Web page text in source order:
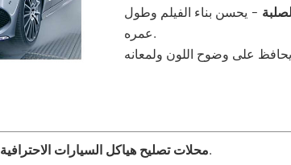
- يحسن بناء الفيلم وطول
عمره.
محلات تصليح هياكل السيارات الاحترافية- لإعادة الطلاء بالكامل أو إصلاح البقع الدقيقة.